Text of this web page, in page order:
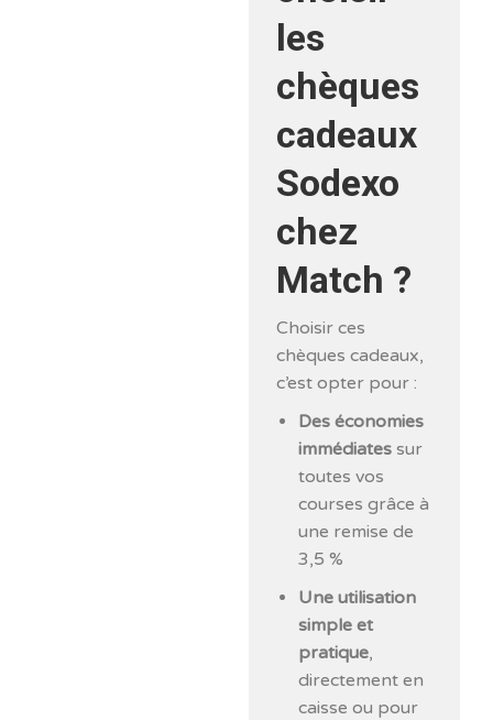
les
chèques
cadeaux
Sodexo
chez
Match ?
Choisir ces
chèques cadeaux,
c’est opter pour :
Des économies
immédiates sur
toutes vos
courses grâce à
une remise de
3,5 %
Une utilisation
simple et
pratique,
directement en
caisse ou pour